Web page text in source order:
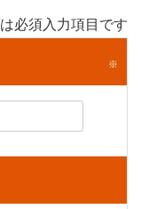
は必須入力項目です
※